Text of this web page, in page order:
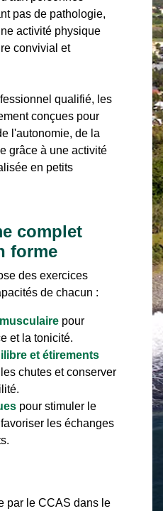
pas de pathologie,
activité physique
convivial et
qualifié, les
conçues pour
l'autonomie, de la
grâce à une activité
en petits
complet
forme
des exercices
de chacun :
pour
et la tonicité.
et étirements
chutes et conserver
pour stimuler le
les échanges
par le CCAS dans le